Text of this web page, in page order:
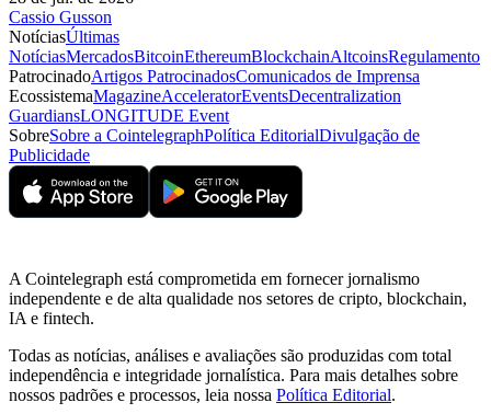
Cassio Gusson
NotíciasÚltimas
NotíciasMercadosBitcoinEthereumBlockchainAltcoinsRegulamento
PatrocinadoArtigos PatrocinadosComunicados de Imprensa
EcossistemaMagazineAcceleratorEventsDecentralization
GuardiansLONGITUDE Event
SobreSobre a CointelegraphPolítica EditorialDivulgação de
Publicidade
A Cointelegraph está comprometida em fornecer jornalismo
independente e de alta qualidade nos setores de cripto, blockchain,
IA e fintech.
Todas as notícias, análises e avaliações são produzidas com total
independência e integridade jornalística. Para mais detalhes sobre
nossos padrões e processos, leia nossa Política Editorial.